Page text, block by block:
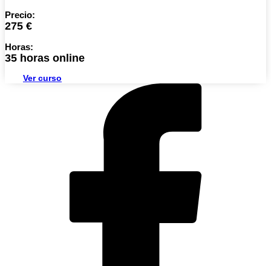
Precio:
275 €
Horas:
35 horas online
Ver curso